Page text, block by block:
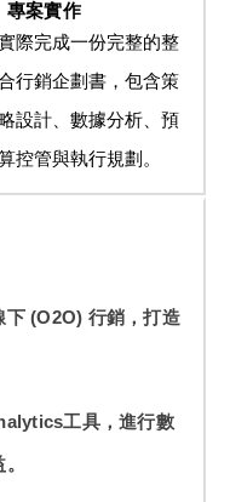
專案實作
際完成一份完整的整
行銷企劃書，包含策
設計、數據分析、預
控管與執行規劃。
下 (O2O) 行銷，打造
工具，進行數